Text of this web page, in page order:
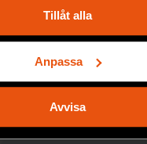
en noggrannhet på upp till
din enhet genom att
kännetecken
hur dina personliga
förklaringen.
Tillåt alla
Anpassa
Avvisa